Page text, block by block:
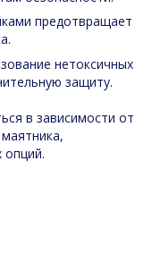
предотвращает
нетоксичных
защиту.
в зависимости от
опций.